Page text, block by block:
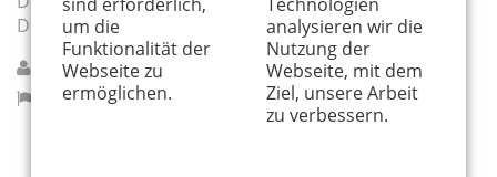
um die
Funktionalität der
Webseite zu
ermöglichen.
analysieren wir die
Nutzung der
Webseite, mit dem
Ziel, unsere Arbeit
zu verbessern.
Deeskalation und dem Erkennen von Gefahren.
defense 4 kids
Hürth